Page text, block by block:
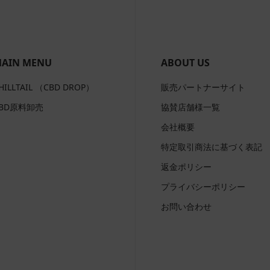
MENU
（CBD DROP）
原料卸売
ABOUT US
販売パートナーサイト
協賛店舗様一覧
会社概要
特定取引商法に基づく表記
返金ポリシー
プライバシーポリシー
お問い合わせ